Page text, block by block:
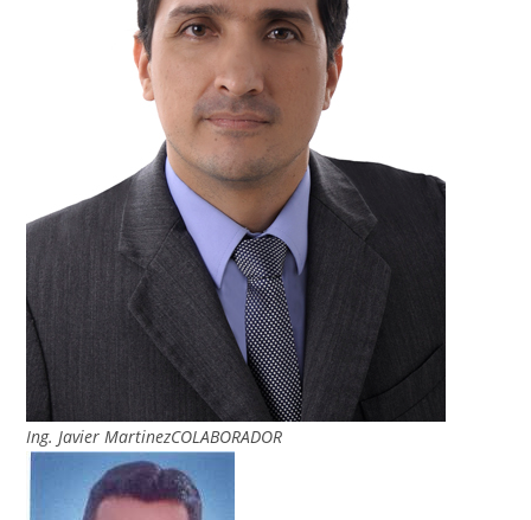
Ing. Javier MartinezCOLABORADOR